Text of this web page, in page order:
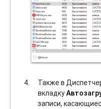
Также в
вкладку
записи,